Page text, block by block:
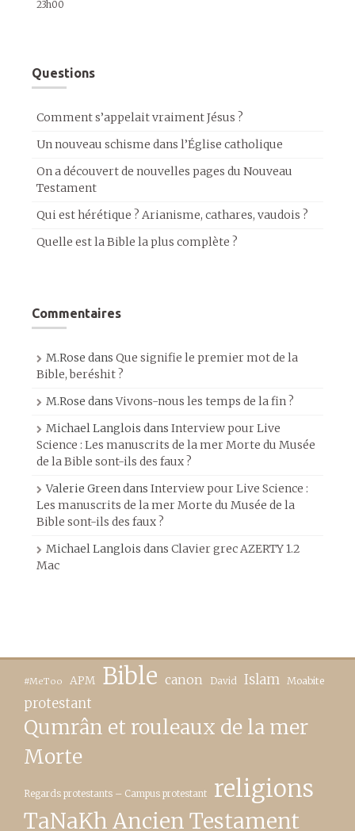
23h00
Questions
Comment s’appelait vraiment Jésus ?
Un nouveau schisme dans l’Église catholique
On a découvert de nouvelles pages du Nouveau
Testament
Qui est hérétique ? Arianisme, cathares, vaudois ?
Quelle est la Bible la plus complète ?
Commentaires
M.Rose dans Que signifie le premier mot de la
Bible, beréshit ?
M.Rose dansVivons-nous les temps de la fin ?
Michael Langlois dans Interview pour Live
Science : Les manuscrits de la mer Morte du Musée
de la Bible sont-ils des faux ?
Valerie Greendans Interview pour Live Science :
Les manuscrits de la mer Morte du Musée de la
Bible sont-ils des faux ?
Michael Langlois dans Clavier grec AZERTY 1.2
Mac
#MeToo APM Bible canon David Islam Moabite
protestant
Qumrân et rouleaux de la mer
Morte
Regards protestants – Campus protestant religions
TaNaKh Ancien Testament